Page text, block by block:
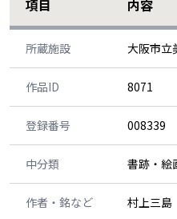
項目 内容
所蔵施設 大阪市立
作品ID 8071
登録番号 008339
中分類 書跡・絵
作者・銘など 村上三島